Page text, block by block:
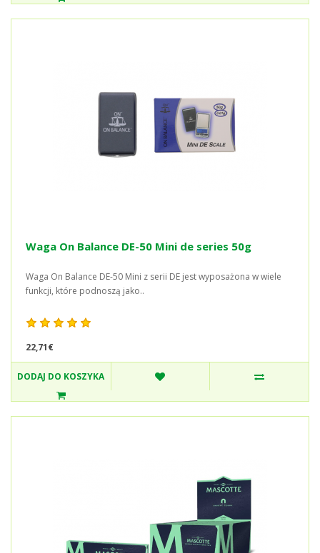
Waga On Balance DE-50 Mini de series 50g
Waga On Balance DE-50 Mini z serii DE jest wyposażona w wiele
funkcji, które podnoszą jako..
22,71€
DODAJ DO KOSZYKA